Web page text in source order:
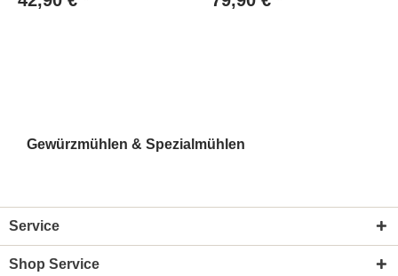
Gewürzmühlen & Spezialmühlen
Service
Shop Service